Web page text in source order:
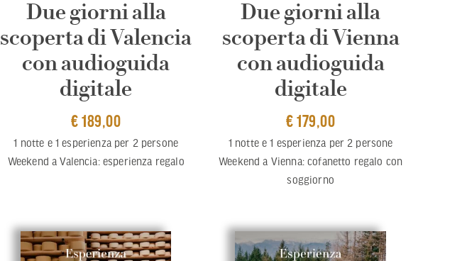
Due giorni alla
scoperta di Valencia
con audioguida
digitale
€ 189,00
1 notte e 1 esperienza per 2 persone
Weekend a Valencia: esperienza regalo
Due giorni alla
scoperta di Vienna
con audioguida
digitale
€ 179,00
1 notte e 1 esperienza per 2 persone
Weekend a Vienna: cofanetto regalo con
soggiorno